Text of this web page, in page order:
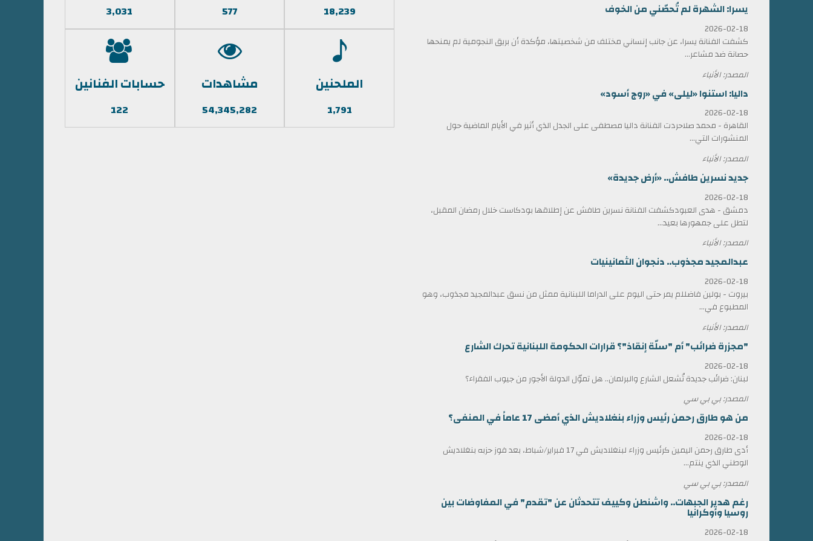
يسرا: الشهرة لم تُحصّني من الخوف
2026-02-18
كشفت الفنانة يسرا، عن جانب إنساني مختلف من شخصيتها، مؤكدة أن بريق النجومية لم يمنحها
حصانة ضد مشاعر...
المصدر: الأنباء
داليا: استنوا «ليلى» في «روج أسود»
2026-02-18
القاهرة - محمد صلاحردت الفنانة داليا مصطفى على الجدل الذي أثير في الأيام الماضية حول
المنشورات التي...
المصدر: الأنباء
جديد نسرين طافش.. «أرض جديدة»
2026-02-18
دمشق - هدى العبودكشفت الفنانة نسرين طافش عن إطلاقها بودكاست خلال رمضان المقبل،
لتطل على جمهورها بعيد...
المصدر: الأنباء
عبدالمجيد مجذوب.. دنجوان الثمانينيات
2026-02-18
بيروت - بولين فاضللم يمر حتى اليوم على الدراما اللبنانية ممثل من نسق عبدالمجيد مجذوب، وهو
المطبوع في...
المصدر: الأنباء
"مجزرة ضرائب" أم "سلّة إنقاذ"؟ قرارات الحكومة اللبنانية تحرك الشارع
2026-02-18
لبنان: ضرائب جديدة تُشعل الشارع والبرلمان.. هل تموّل الدولة الأجور من جيوب الفقراء؟
المصدر: بي بي سي
من هو طارق رحمن رئيس وزراء بنغلاديش الذي أمضى 17 عاماً في المنفى؟
2026-02-18
أدى طارق رحمن اليمين كرئيس وزراء لبنغلاديش في 17 فبراير/شباط، بعد فوز حزبه بنغلاديش
الوطني الذي ينتم...
المصدر: بي بي سي
رغم هدير الجبهات.. واشنطن وكييف تتحدثان عن "تقدم" في المفاوضات بين
روسيا وأوكرانيا
2026-02-18
18,239
577
3,031
الملحنين
1,791
مشاهدات
54,345,282
حسابات الفنانين
122